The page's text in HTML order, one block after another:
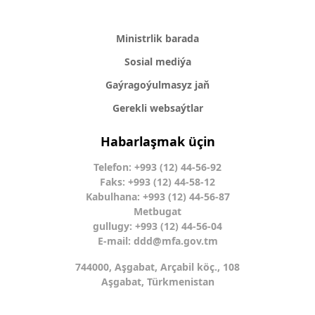
Ministrlik barada
Sosial mediýa
Gaýragoýulmasyz jaň
Gerekli websaýtlar
Habarlaşmak üçin
Telefon: +993 (12) 44-56-92
Faks: +993 (12) 44-58-12
Kabulhana: +993 (12) 44-56-87
Metbugat
gullugy: +993 (12) 44-56-04
E-mail: ddd@mfa.gov.tm
744000, Aşgabat, Arçabil köç., 108
Aşgabat, Türkmenistan